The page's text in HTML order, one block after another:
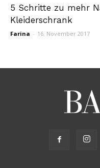
5 Schritte zu mehr
Kleiderschrank
Farina - 16. November 2017